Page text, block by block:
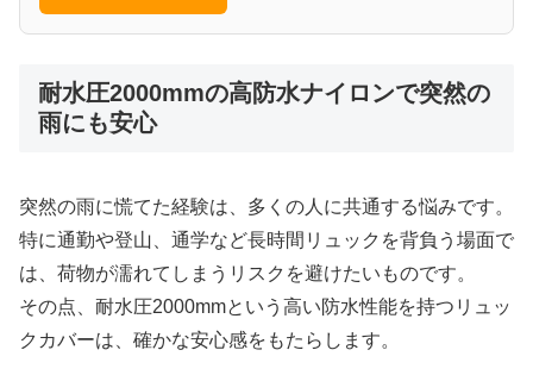
耐水圧2000mmの高防水ナイロンで突然の
雨にも安心
突然の雨に慌てた経験は、多くの人に共通する悩みです。
特に通勤や登山、通学など長時間リュックを背負う場面で
は、荷物が濡れてしまうリスクを避けたいものです。
その点、耐水圧2000mmという高い防水性能を持つリュッ
クカバーは、確かな安心感をもたらします。